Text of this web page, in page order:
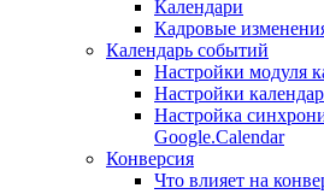
Календари
Кадровые
Календарь событий
Настройки модуля
Настройки
Настройка
Google.Calendar
Конверсия
Что влияет на